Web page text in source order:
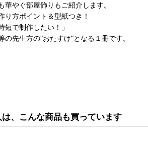
華やぐ部屋飾りもご紹介します。
り方ポイント＆型紙つき！
短で制作したい！」
先生方の”おたすけ”となる１冊です。
、こんな商品も買っています